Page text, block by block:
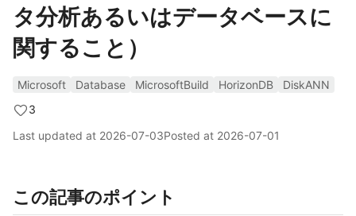
タ分析あるいはデータベースに
関すること）
Microsoft Database MicrosoftBuild HorizonDB
DiskANN
3
Last updated at 2026-07-03Posted at 2026-07-01
この記事のポイント